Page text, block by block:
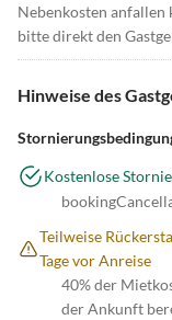
Nebenkosten anfallen
bitte direkt den
Hinweise des
Kostenlose
Teilweise
Tage vor Anreise
40% der
der Ankunft